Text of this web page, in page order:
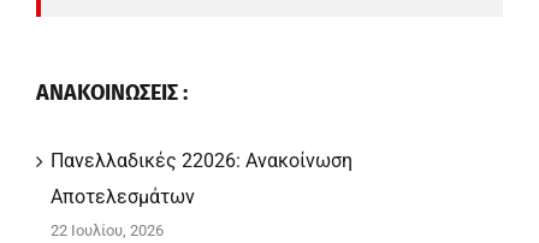
ΑΝΑΚΟΙΝΩΣΕΙΣ :
Πανελλαδικές 22026: Ανακοίνωση
Αποτελεσμάτων
22 Ιουλίου, 2026